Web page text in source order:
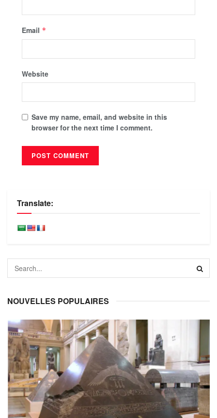
Email *
Website
Save my name, email, and website in this
browser for the next time I comment.
Translate:
NOUVELLES POPULAIRES